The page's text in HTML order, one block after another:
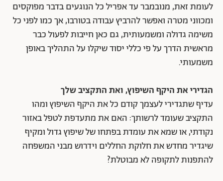
לעומת זאת, מנובמבר עד אפריל כל הנוגעים בדבר מפוקסים
ומכווני מטרה ואפשר להרביץ עבודה בטורבו, אך כמו לפני כל
משימה גדולה ומשמעותית, גם כאן חייבות לפעול כבר
מראשית הדרך על פי כללי יסוד שיקלו על התהליך באופן
משמעותי.
הגדירי את היקף השיפוץ, ואת התקציב שלך
עדיף שתגדירי לעצמך קודם כל את היקף השיפוץ ומהו
התקציב שעומד לרשותך: האם את מתעדפת לטפל באזור
נקודתי, או שמא את עומדת בפתחו של שיפוץ גדול ומקיף
שיגדיר מחדש את חלוקת החללים וידרוש מבני המשפחה
להתפנות לתקופה לא מבוטלת?